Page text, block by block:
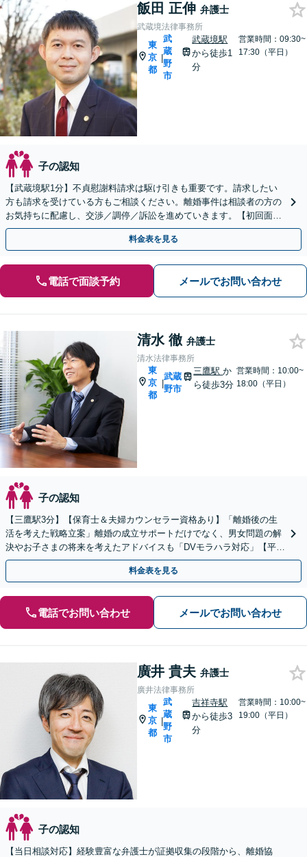
飯田 正伸 弁護士
武蔵境法律事務所
東
京
都
|
武
蔵
野
市
武蔵境駅
から徒歩1
分
営業時間：09:30~
17:30（平日）
子の認知
【武蔵境駅1分】不貞慰謝料請求は駆け引きも重要です。請求したい
方も請求を受けている方もご相談ください。離婚事件は相談者の方の
お気持ちに配慮し、交渉／調停／訴訟を進めていきます。【初回面談
無料】【休日・夜間面談可】
料金表を見る
電話で面談予約 メールでお問い合わせ
清水 徹 弁護士
清水法律事務所
東
京
都
|
武蔵
野市
三鷹駅か
ら徒歩3分
営業時間：10:00~
18:00（平日）
子の認知
【三鷹駅3分】【保育士＆夫婦カウンセラー資格あり】「離婚後の生
活を考えた戦略立案」離婚の成立サポートだけでなく、男女問題の解
決やお子さまの将来を考えたアドバイスも「DVモラハラ対応」【平日
夜間相談可】【キッズスペース完備】【子連れ相談OK】
料金表を見る
電話でお問い合わせ メールでお問い合わせ
廣井 貴夫 弁護士
廣井法律事務所
東
京
都
|
武
蔵
野
市
吉祥寺駅
から徒歩3
分
営業時間：10:00~
19:00（平日）
子の認知
【当日相談対応】経験豊富な弁護士が証拠収集の段階から、離婚協